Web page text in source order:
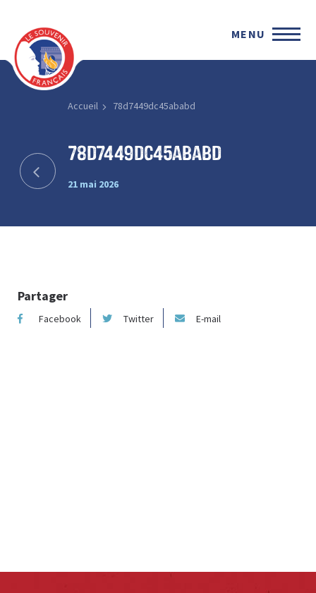
MENU
Accueil 78d7449dc45ababd
78d7449dc45ababd
21 mai 2026
Partager
Facebook Twitter E-mail